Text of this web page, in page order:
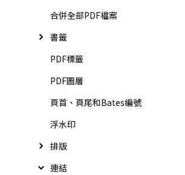
合併全部PDF檔案
書籤
PDF標籤
PDF圖層
頁首、頁尾和Bates編號
浮水印
排版
連結